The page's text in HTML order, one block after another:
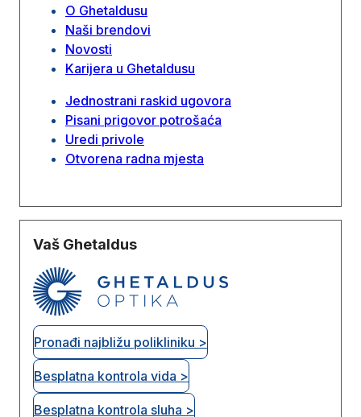
O Ghetaldusu
Naši brendovi
Novosti
Karijera u Ghetaldusu
Jednostrani raskid ugovora
Pisani prigovor potrošaća
Uredi privole
Otvorena radna mjesta
Vaš Ghetaldus
Pronađi najbližu polikliniku >
Besplatna kontrola vida >
Besplatna kontrola sluha >